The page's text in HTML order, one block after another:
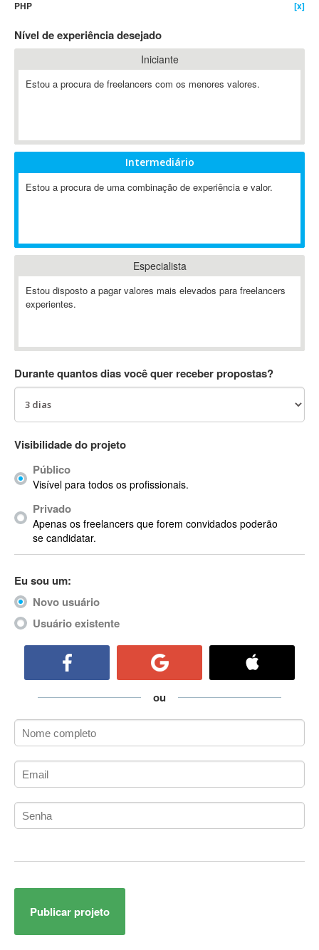
4D Dimension
802.11
A&P
A2Billing
ABAP
ABBYY FineReader
Ableton Live
Abstract
Abstract Window Toolkit (AWT)
AC Drives
ACARS
AccountMate
Acrobat
Acrobat X
Acronis
ACT
ActionScript
ActionScript 3
Active Directory
ActiveX Data Objects (ADO)
ADK
Administração Acadêmica
Administração de Artistas e Repertórios
Administração de Banco de Dados
Administração de Redes
Administrador de Sistemas
Adobe After Effects
Adobe AIR
PHP [x]
Nível de experiência desejado
Iniciante
Estou a procura de freelancers com os menores valores.
Intermediário
Estou a procura de uma combinação de experiência e valor.
Especialista
Estou disposto a pagar valores mais elevados para freelancers
experientes.
Durante quantos dias você quer receber propostas?
Visibilidade do projeto
Público
Visível para todos os profissionais.
Privado
Apenas os freelancers que forem convidados poderão
se candidatar.
Eu sou um:
Novo usuário
Usuário existente
ou
Publicar projeto